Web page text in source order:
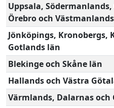
Uppsala,
Örebro och
Jönköpings, Kronobergs,
Gotlands län
Blekinge och Skåne län
Hallands och Västra
Värmlands, Dalarnas och